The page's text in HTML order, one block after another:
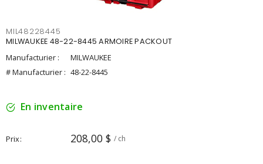
MIL48228445
MILWAUKEE 48-22-8445 ARMOIRE PACKOUT
Manufacturier :
MILWAUKEE
# Manufacturier : 48-22-8445
En inventaire
Prix 208,00 $ / ch